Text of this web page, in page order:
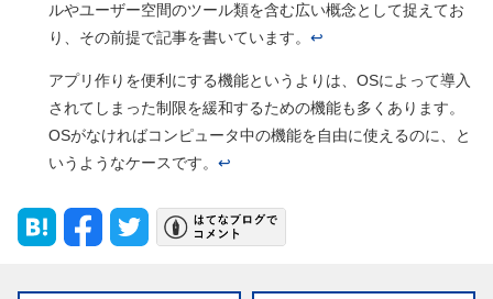
ルやユーザー空間のツール類を含む広い概念として捉えてお
り、その前提で記事を書いています。 ↩
アプリ作りを便利にする機能というよりは、OSによって導入
されてしまった制限を緩和するための機能も多くあります。
OSがなければコンピュータ中の機能を自由に使えるのに、と
いうようなケースです。 ↩